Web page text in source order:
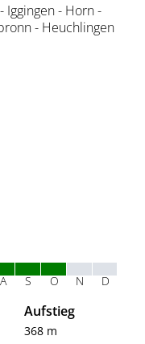
Iggingen - Horn -
- Heuchlingen
A S O N D
Aufstieg
368 m